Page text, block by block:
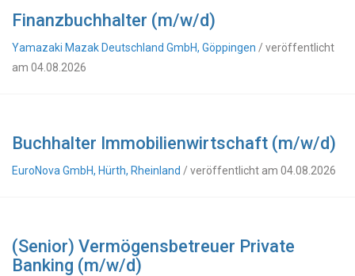
Finanzbuchhalter (m/w/d)
Yamazaki Mazak Deutschland GmbH, Göppingen / veröffentlicht
am 04.08.2026
Buchhalter Immobilienwirtschaft (m/w/d)
EuroNova GmbH, Hürth, Rheinland / veröffentlicht am 04.08.2026
(Senior) Vermögensbetreuer Private
Banking (m/w/d)